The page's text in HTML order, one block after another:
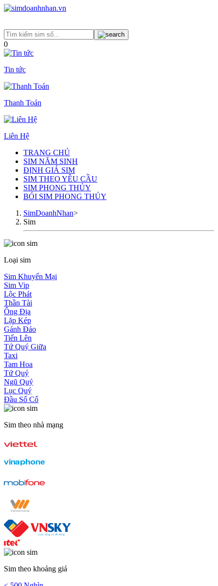
0
Tin tức
Thanh Toán
Liên Hệ
TRANG CHỦ
SIM NĂM SINH
ĐỊNH GIÁ SIM
SIM THEO YÊU CẦU
SIM PHONG THỦY
BÓI SIM PHONG THỦY
SimDoanhNhan>
Sim
Loại sim
Sim Khuyến Mại
Sim Vip
Lộc Phát
Thần Tài
Ông Địa
Lặp Kép
Gánh Đảo
Tiến Lên
Tứ Quý Giữa
Taxi
Tam Hoa
Tứ Quý
Ngũ Quý
Lục Quý
Đầu Số Cổ
Sim theo nhà mạng
Sim theo khoảng giá